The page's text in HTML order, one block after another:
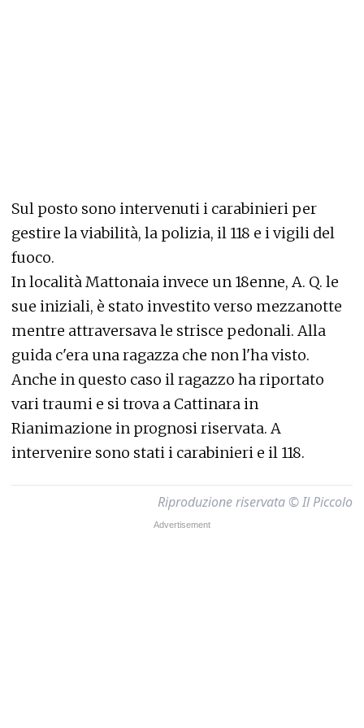
Sul posto sono intervenuti i carabinieri per
gestire la viabilità, la polizia, il 118 e i vigili del
fuoco.
In località Mattonaia invece un 18enne, A. Q. le
sue iniziali, è stato investito verso mezzanotte
mentre attraversava le strisce pedonali. Alla
guida c'era una ragazza che non l'ha visto.
Anche in questo caso il ragazzo ha riportato
vari traumi e si trova a Cattinara in
Rianimazione in prognosi riservata. A
intervenire sono stati i carabinieri e il 118.
Riproduzione riservata © Il Piccolo